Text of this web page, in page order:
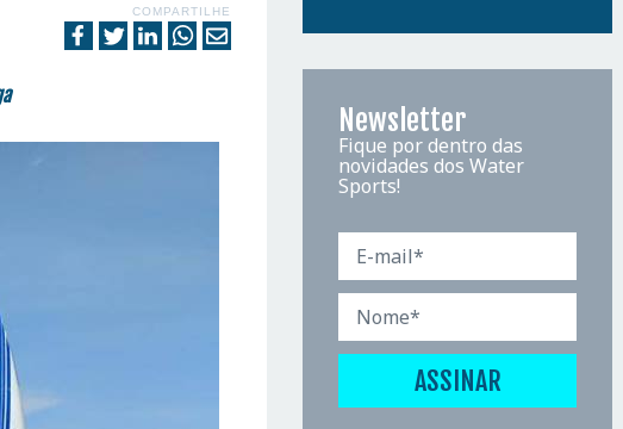
COMPARTILHE
Newsletter
Fique por dentro das
novidades dos Water
Sports!